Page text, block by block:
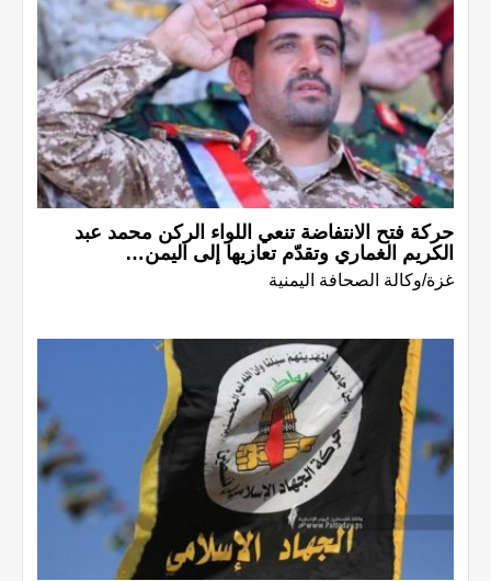
حركة فتح الانتفاضة تنعي اللواء الركن محمد عبد
الكريم الغماري وتقدّم تعازيها إلى اليمن…
غزة/وكالة الصحافة اليمنية